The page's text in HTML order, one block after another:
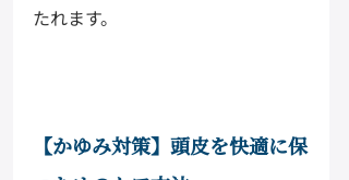
たれます。
【かゆみ対策】頭皮を快適に保